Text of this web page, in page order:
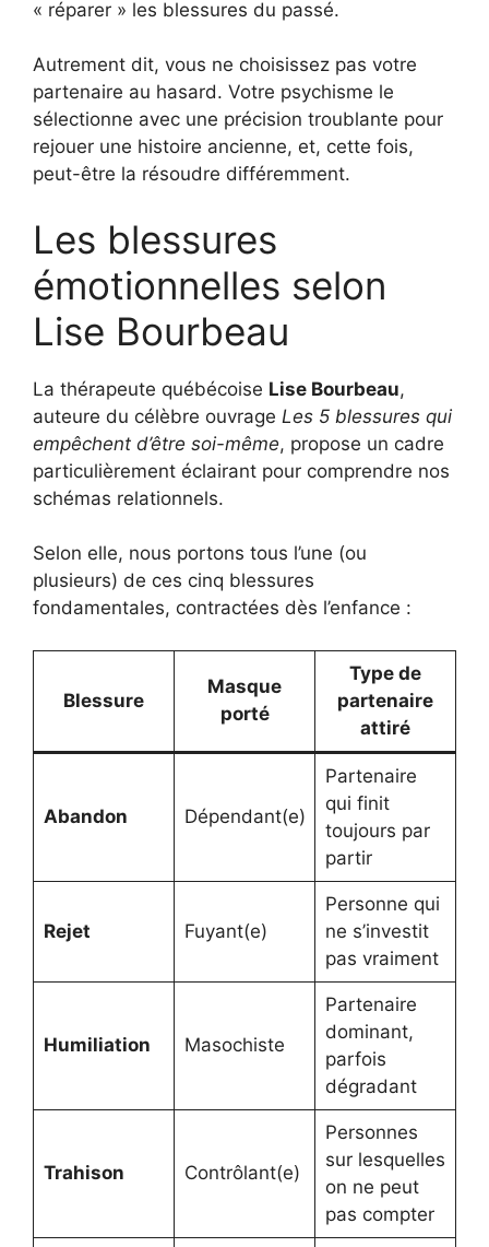
« réparer » les blessures du passé.
Autrement dit, vous ne choisissez pas votre
partenaire au hasard. Votre psychisme le
sélectionne avec une précision troublante pour
rejouer une histoire ancienne, et, cette fois,
peut-être la résoudre différemment.
Les blessures
émotionnelles selon
Lise Bourbeau
La thérapeute québécoise Lise Bourbeau,
auteure du célèbre ouvrage Les 5 blessures qui
empêchent d’être soi-même, propose un cadre
particulièrement éclairant pour comprendre nos
schémas relationnels.
Selon elle, nous portons tous l’une (ou
plusieurs) de ces cinq blessures
fondamentales, contractées dès l’enfance :
Blessure
Masque
porté
Type de
partenaire
attiré
Abandon Dépendant(e)
Partenaire
qui finit
toujours par
partir
Rejet Fuyant(e)
Personne qui
ne s’investit
pas vraiment
Humiliation Masochiste
Partenaire
dominant,
parfois
dégradant
Trahison Contrôlant(e)
Personnes
sur lesquelles
on ne peut
pas compter